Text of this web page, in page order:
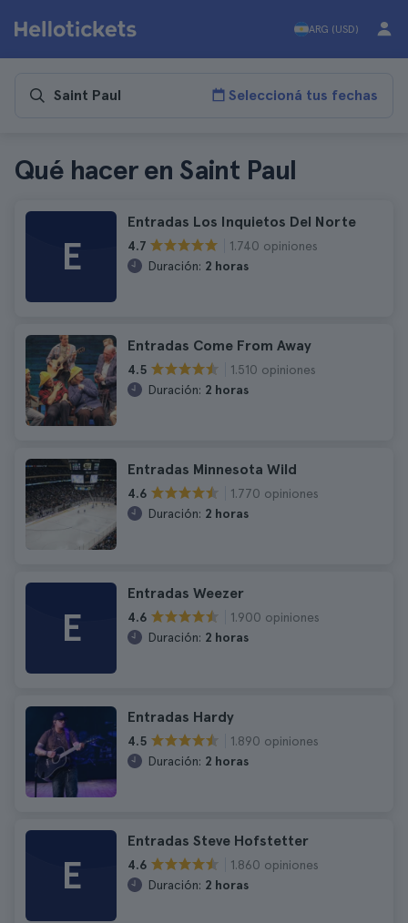
ARG (USD)
Seleccioná tus fechas
Qué hacer en Saint Paul
E
Entradas Los Inquietos Del Norte
4.7
1.740 opiniones
Duración: 2 horas
Entradas Come From Away
4.5
1.510 opiniones
Duración: 2 horas
Entradas Minnesota Wild
4.6
1.770 opiniones
Duración: 2 horas
E
Entradas Weezer
4.6
1.900 opiniones
Duración: 2 horas
Entradas Hardy
4.5
1.890 opiniones
Duración: 2 horas
E
Entradas Steve Hofstetter
4.6
1.860 opiniones
Duración: 2 horas